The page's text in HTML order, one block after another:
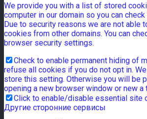
We provide you with a list of stored
computer in our domain so you can
Due to security reasons we are not able
cookies from other domains. You can
browser security settings.
Check to enable permanent hiding of
refuse all cookies if you do not opt in.
store this setting. Otherwise you will be
opening a new browser window or new a
Click to enable/disable essential site
Другие сторонние сервисы